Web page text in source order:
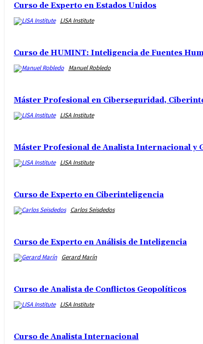
Curso de Experto en Estados Unidos
LISA Institute
Curso de HUMINT: Inteligencia de Fuentes
Manuel Robledo
Máster Profesional en Ciberseguridad,
LISA Institute
Máster Profesional de Analista Internacional y
LISA Institute
Curso de Experto en Ciberinteligencia
Carlos Seisdedos
Curso de Experto en Análisis de Inteligencia
Gerard Marín
Curso de Analista de Conflictos Geopolíticos
LISA Institute
Curso de Analista Internacional